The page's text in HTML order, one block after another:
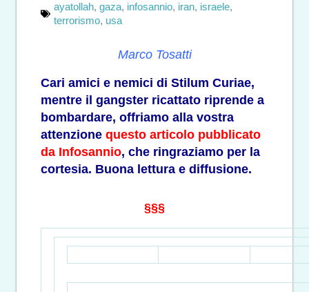
ayatollah, gaza, infosannio, iran, israele,
terrorismo, usa
Marco Tosatti
Cari amici e nemici di Stilum Curiae,
mentre il gangster ricattato riprende a
bombardare, offriamo alla vostra
attenzione questo articolo pubblicato
da Infosannio, che ringraziamo per la
cortesia. Buona lettura e diffusione.
§§§